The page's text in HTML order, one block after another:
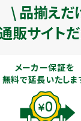
\ 品揃えだ
販サイト
メーカー保証を
無料で延長いたしま